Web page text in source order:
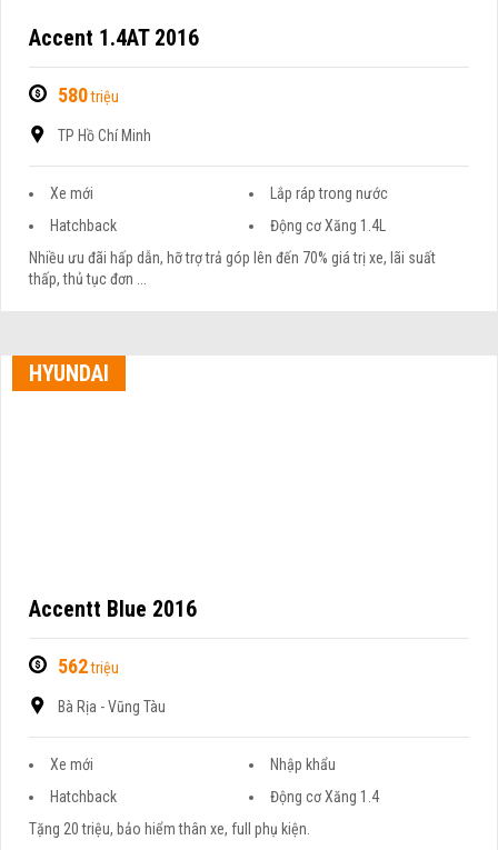
Accent 1.4AT 2016
580triệu
TP Hồ Chí Minh
Xe mới
Lắp ráp trong nước
Hatchback
Động cơ Xăng 1.4L
Nhiều ưu đãi hấp dẫn, hỡ trợ trả góp lên đến 70% giá trị xe, lãi suất
thấp, thủ tục đơn ...
HYUNDAI
Accentt Blue 2016
562triệu
Bà Rịa - Vũng Tàu
Xe mới
Nhập khẩu
Hatchback
Động cơ Xăng 1.4
Tặng 20 triệu, bảo hiểm thân xe, full phụ kiện.